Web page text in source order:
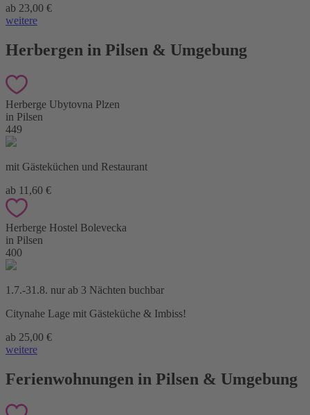
ab 23,00 €
weitere
Herbergen in Pilsen & Umgebung
Herberge Ubytovna Plzen
in Pilsen
449
mit Gästeküchen und Restaurant
ab 11,60 €
Herberge Hostel Bolevecka
in Pilsen
400
1.7.-31.8. nur ab 3 Nächten buchbar
Citynahe Lage mit Gästeküche & Imbiss!
ab 25,00 €
weitere
Ferienwohnungen in Pilsen & Umgebung